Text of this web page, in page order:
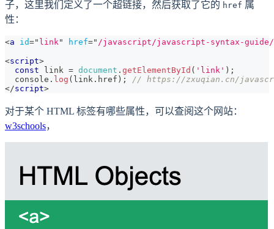
子，这里我们定义了一个超链接，然后获取了它的 href 属
性：
<a id=" link " href=" /javascript/javascript-syntax-guide/
<script>
const link = document . getElementById ( 'link' ) ;
console . log ( link . href ) ;
// https://zxuqian.cn/
</script>
对于某个 HTML 标签有哪些属性，可以查阅这个网站：
w3schools，